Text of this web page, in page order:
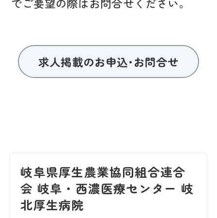
求人掲載のお申込･お問合せ
岐阜県厚生農業協同組合連合
会 岐阜・西濃医療センター 岐
北厚生病院